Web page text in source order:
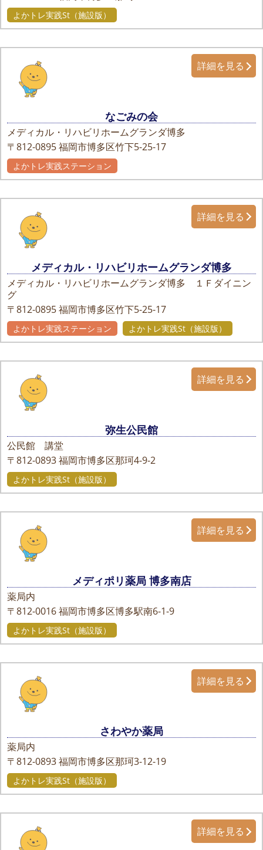
よかトレ実践St（施設版）
なごみの会
メディカル・リハビリホームグランダ博多
〒812-0895福岡市博多区竹下5-25-17
詳細を見る
よかトレ実践ステーション
メディカル・リハビリホームグランダ博多
メディカル・リハビリホームグランダ博多 １Ｆダイニン
グ
〒812-0895福岡市博多区竹下5-25-17
詳細を見る
よかトレ実践ステーション よかトレ実践St（施設版）
弥生公民館
公民館 講堂
〒812-0893福岡市博多区那珂4-9-2
詳細を見る
よかトレ実践St（施設版）
メディポリ薬局 博多南店
薬局内
〒812-0016福岡市博多区博多駅南6-1-9
詳細を見る
よかトレ実践St（施設版）
さわやか薬局
薬局内
〒812-0893福岡市博多区那珂3-12-19
詳細を見る
よかトレ実践St（施設版）
詳細を見る